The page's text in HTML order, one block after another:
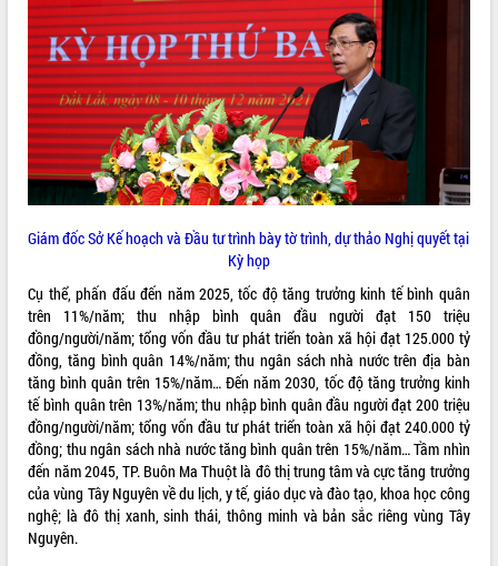
Trailer Lễ hội Sầu riêng Đắk Lắk năm
2026
Khám bệnh, cấp phát thuốc miễn phí
và tặng quà người dân xã Cư Pui
Hội nghị UBND tỉnh Đắk Lắk thường kỳ
tháng 7/2026
Lễ truy tặng danh hiệu “Bà Mẹ Việt
Nam Anh hùng” và trao Huân chương
UBND tỉnh Đắk Lắk triển khai nhiệm
Kỳ họp thứ Hai, Hội đồng nhân dân
tỉnh khóa XI quyết nghị nhiều nội dung
quan trọng
Bí thư Tỉnh ủy Lương Nguyễn Minh
Triết thăm, tặng quà người có công với
cách mạng
Rà soát, hoàn thiện hệ thống thiết chế
văn hóa, thể thao đáp ứng yêu cầu
phát triển mới
Thường trực HĐND tỉnh Đắk Lắk gặp
mặt Đoàn chuyên gia y tế TP. Hồ Chí
Minh
ALBUM ẢNH
LIÊN KẾT WEB
THỐNG KÊ TRUY CẬP
Hôm nay:
Giám đốc Sở Kế hoạch và Đầu tư trình bày tờ trình, dự thảo Nghị quyết tại
Kỳ họp
Cụ thể, phấn đấu đến năm 2025, tốc độ tăng trưởng kinh tế bình quân
trên 11%/năm; thu nhập bình quân đầu người đạt 150 triệu
đồng/người/năm; tổng vốn đầu tư phát triển toàn xã hội đạt 125.000 tỷ
đồng, tăng bình quân 14%/năm; thu ngân sách nhà nước trên địa bàn
tăng bình quân trên 15%/năm… Đến năm 2030, tốc độ tăng trưởng kinh
tế bình quân trên 13%/năm; thu nhập bình quân đầu người đạt 200 triệu
đồng/người/năm; tổng vốn đầu tư phát triển toàn xã hội đạt 240.000 tỷ
đồng; thu ngân sách nhà nước tăng bình quân trên 15%/năm… Tầm nhìn
đến năm 2045, TP. Buôn Ma Thuột là đô thị trung tâm và cực tăng trưởng
của vùng Tây Nguyên về du lịch, y tế, giáo dục và đào tạo, khoa học công
nghệ; là đô thị xanh, sinh thái, thông minh và bản sắc riêng vùng Tây
Nguyên.